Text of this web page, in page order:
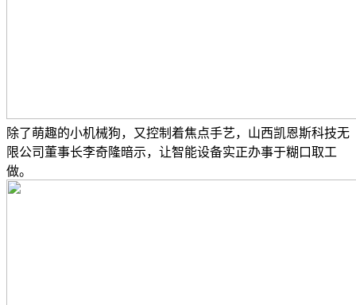
除了萌趣的小机械狗，又控制着焦点手艺，山西凯恩斯科技无
限公司董事长李奇隆暗示，让智能设备实正办事于糊口取工
做。